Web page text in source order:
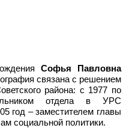
Софья Павловна
связана с решением
района: с 1977 по
отдела в УРС
год – заместителем главы
социальной политики.